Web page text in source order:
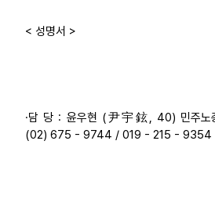
< 성명서 >
·담 당 : 윤우현 (尹宇鉉, 40) 민주노
(02) 675 - 9744 / 019 - 215 - 9354